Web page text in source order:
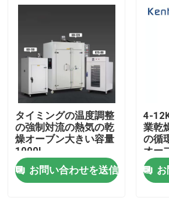
企業情報
会社案内
品質管理
お問い合わせ
タイミングの温度調整
の強制対流の熱気の乾
燥オーブン大きい容量
1000L
お問い合わせを送信
4-
業乾
の循
オー
た